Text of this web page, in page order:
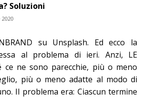
Soluzioni
su Unsplash. Ed ecco la
al problema di ieri. Anzi, LE
ce ne sono parecchie, più o meno
più o meno adatte al modo di
Il problema era: Ciascun termine